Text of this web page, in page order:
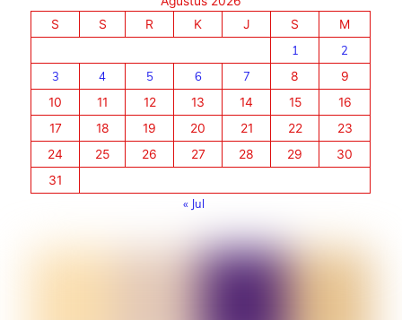
S
S R K J S
M
1
2
3
4 5 6 7 8
9
10
11 12 13 14 15
16
17
18 19 20 21 22
23
24
25 26 27 28 29
30
31
« Jul